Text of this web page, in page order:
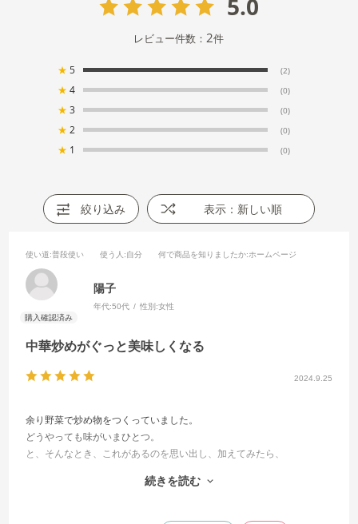
5.0
レビュー件数：2件
★ 5 (2)
★ 4 (0)
★ 3 (0)
★ 2 (0)
★ 1 (0)
絞り込み 表示：新しい順
2024.9.25
中華炒めがぐっと美味しくなる
使い道:普段使い 使う人 :自分 何で商品を知りましたか:ホームページ
陽子
年代:50代 性別:女性
余り野菜で炒め物をつくっていました。
どうやっても味がいまひとつ。
と、そんなとき、これがあるのを思い出し、加えてみたら、
味がぐっと引き立ちました。続きを読む